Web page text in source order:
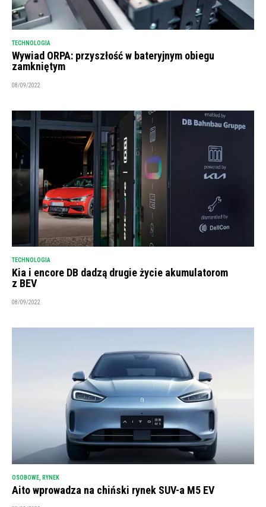
TECHNOLOGIA
Wywiad ORPA: przyszłość w bateryjnym obiegu
zamkniętym
08/09/2022
TECHNOLOGIA
Kia i encore DB dadzą drugie życie akumulatorom
z BEV
08/09/2022
OSOBOWE RYNEK
Aito wprowadza na chiński rynek SUV-a M5 EV